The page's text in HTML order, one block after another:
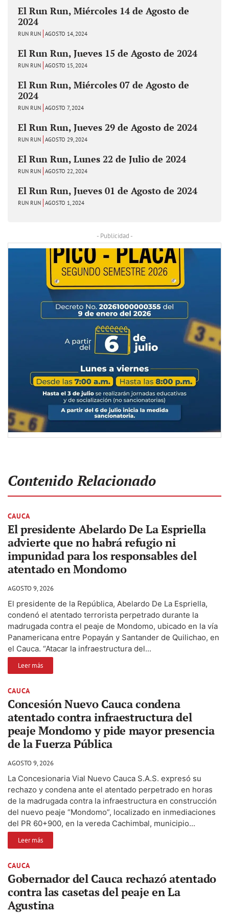
El Run Run, Miércoles 14 de Agosto de
2024
RUN RUN AGOSTO 14, 2024
El Run Run, Jueves 15 de Agosto de 2024
RUN RUN AGOSTO 15, 2024
El Run Run, Miércoles 07 de Agosto de
2024
RUN RUN AGOSTO 7, 2024
El Run Run, Jueves 29 de Agosto de 2024
RUN RUN AGOSTO 29, 2024
El Run Run, Lunes 22 de Julio de 2024
RUN RUN AGOSTO 22, 2024
El Run Run, Jueves 01 de Agosto de 2024
RUN RUN AGOSTO 1, 2024
- Publicidad -
Contenido Relacionado
CAUCA
El presidente Abelardo De La Espriella
advierte que no habrá refugio ni
impunidad para los responsables del
atentado en Mondomo
AGOSTO 9, 2026
El presidente de la República, Abelardo De La Espriella,
condenó el atentado terrorista perpetrado durante la
madrugada contra el peaje de Mondomo, ubicado en la vía
Panamericana entre Popayán y Santander de Quilichao, en
el Cauca. “Atacar la infraestructura del...
Leer más
CAUCA
Concesión Nuevo Cauca condena
atentado contra infraestructura del
peaje Mondomo y pide mayor presencia
de la Fuerza Pública
AGOSTO 9, 2026
La Concesionaria Vial Nuevo Cauca S.A.S. expresó su
rechazo y condena ante el atentado perpetrado en horas
de la madrugada contra la infraestructura en construcción
del nuevo peaje “Mondomo”, localizado en inmediaciones
del PR 60+900, en la vereda Cachimbal, municipio...
Leer más
CAUCA
Gobernador del Cauca rechazó atentado
contra las casetas del peaje en La
Agustina